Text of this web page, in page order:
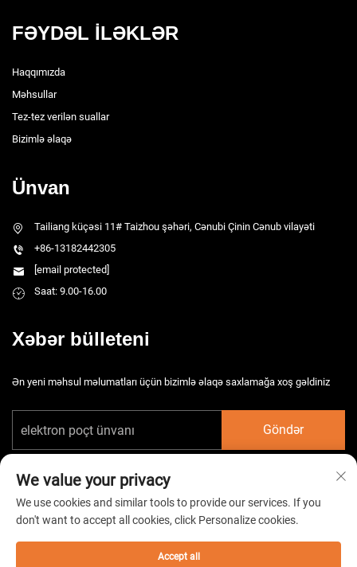
FƏYDƏL İLƏKLƏR
Haqqımızda
Məhsullar
Tez-tez verilən suallar
Bizimlə əlaqə
Ünvan
Tailiang küçəsi 11# Taizhou şəhəri, Cənubi Çinin Cənub vilayəti
+86-13182442305
[email protected]
Saat: 9.00-16.00
Xəbər bülleteni
Ən yeni məhsul məlumatları üçün bizimlə əlaqə saxlamağa xoş gəldiniz
Göndər
Copyright © 2026 Çin Taizhou HarsMarg Elektromexaniki Şirkəti Ltd. Bütün
hüquqlar qorunur. - Gizlilik siyasəti
We value your privacy
We use cookies and similar tools to provide our services. If you
don't want to accept all cookies, click Personalize cookies.
Accept all